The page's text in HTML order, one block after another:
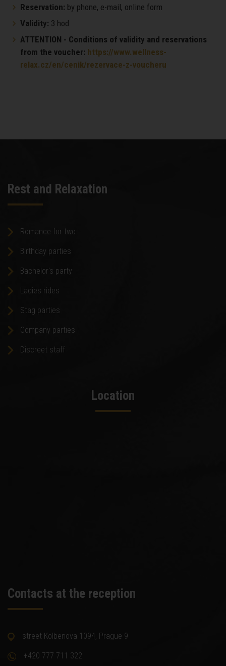
Reservation: by phone, e-mail, online form
Validity: 3 hod
ATTENTION - Conditions of validity and reservations
from the voucher: https://www.wellness-
relax.cz/en/cenik/rezervace-z-voucheru
Rest and Relaxation
Romance for two
Birthday parties
Bachelor's party
Ladies rides
Stag parties
Company parties
Discreet staff
Location
Contacts at the reception
street Kolbenova 1094, Prague 9
+420 777 711 322